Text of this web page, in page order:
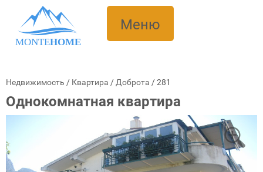
MONTEHOME
Меню
Недвижимость / Квартира / Доброта /281
Однокомнатная квартира